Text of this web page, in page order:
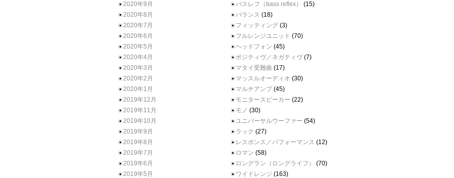
2020年9月
2020年8月
2020年7月
2020年6月
2020年5月
2020年4月
2020年3月
2020年2月
2020年1月
2019年12月
2019年11月
2019年10月
2019年9月
2019年8月
2019年7月
2019年6月
2019年5月
バスレフ（bass reflex）
(15)
バランス (18)
フィッティング (3)
フルレンジユニット (70)
ヘッドフォン (45)
ポジティヴ／ネガティヴ(7)
マタイ受難曲 (17)
マッスルオーディオ (30)
マルチアンプ (45)
モニタースピーカー (22)
モノ (30)
ユニバーサルウーファー (54)
ラック (27)
レスポンス／パフォーマンス (12)
ロマン (58)
ロングラン（ロングライフ）
(70)
ワイドレンジ (163)